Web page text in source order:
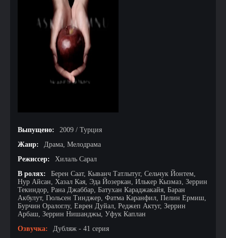
Выпущено:
2009 / Турция
Жанр:
Драма, Мелодрама
Режиссер:
Хилаль Сарал
В ролях:
Берен Саат, Кыванч Татлытуг, Сельчук Йонтем,
Нур Айсан, Хазал Кая, Эда Йозеркан, Илькер Кызмаз, Зеррин
Текиндор, Рана Джаббар, Батухан Караджакайя, Баран
Акбулут, Гюльсен Тинджер, Фатма Каранфил, Пелин Ермиш,
Бурчин Оралоглу, Еврен Дуйал, Реджеп Актуг, Зеррин
Арбаш, Зеррин Нишанджы, Уфук Каплан
Озвучка:
Дубляж - 41 серия